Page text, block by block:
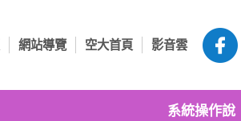
網站導覽 空大首頁 影音雲
系統操作說